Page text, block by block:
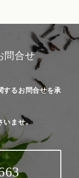
問合せ
するお問合せを承
いませ。